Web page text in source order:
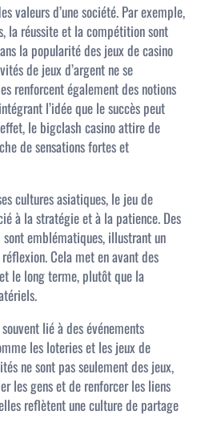
valeurs d’une société. Par exemple,
la réussite et la compétition sont
la popularité des jeux de casino
de jeux d’argent ne se
renforcent également des notions
l’idée que le succès peut
le bigclash casino attire de
de sensations fortes et
cultures asiatiques, le jeu de
à la stratégie et à la patience. Des
emblématiques, illustrant un
Cela met en avant des
le long terme, plutôt que la
lié à des événements
les loteries et les jeux de
ne sont pas seulement des jeux,
les gens et de renforcer les liens
reflètent une culture de partage